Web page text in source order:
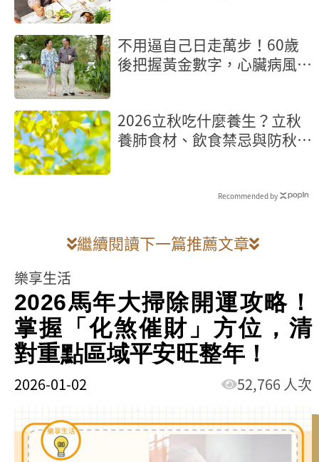
不用逼自己日走萬步！60歲
後把握黃金數字，心臟病風險
2026立秋吃什麼養生？立秋
養肺食材、飲食禁忌與防秋燥
Recommended by
繼續閱讀下一篇推薦文章
樂享生活
2026馬年大掃除開運攻略！
掌握「化煞催財」方位，清
對重點區域平安旺整年！
2026-01-02 52,766 人次